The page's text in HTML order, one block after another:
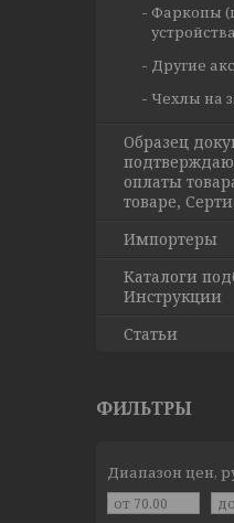
Фаркопы
Другие
Чехлы на
Образец
оплаты
товаре,
Импортеры
Каталоги
Инструкции
Статьи
ФИЛЬТРЫ
Диапазон цен,